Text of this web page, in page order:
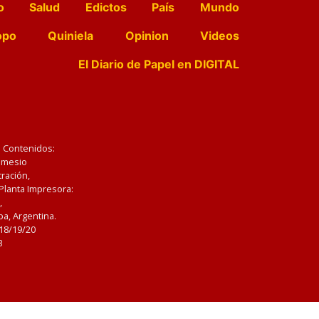
Salud Edictos País
Mundo
Quiniela Opinion
Videos
El Diario de Papel en DIGITAL
Impresora:
Argentina.
19/20